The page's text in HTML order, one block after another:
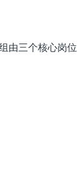
三个核心岗